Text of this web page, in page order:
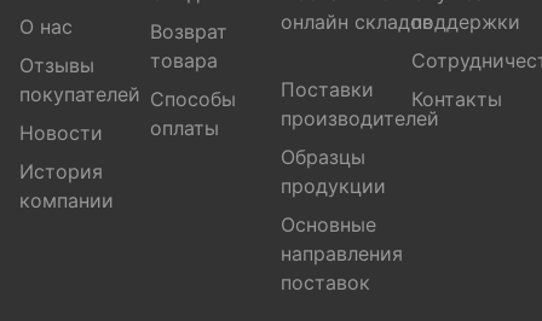
О нас
Отзывы
покупателей
Новости
История
компании
Возврат
товара
Способы
оплаты
онлайн складов
Поставки
производителей
Образцы
продукции
Основные
направления
поставок
поддержки
Контакты